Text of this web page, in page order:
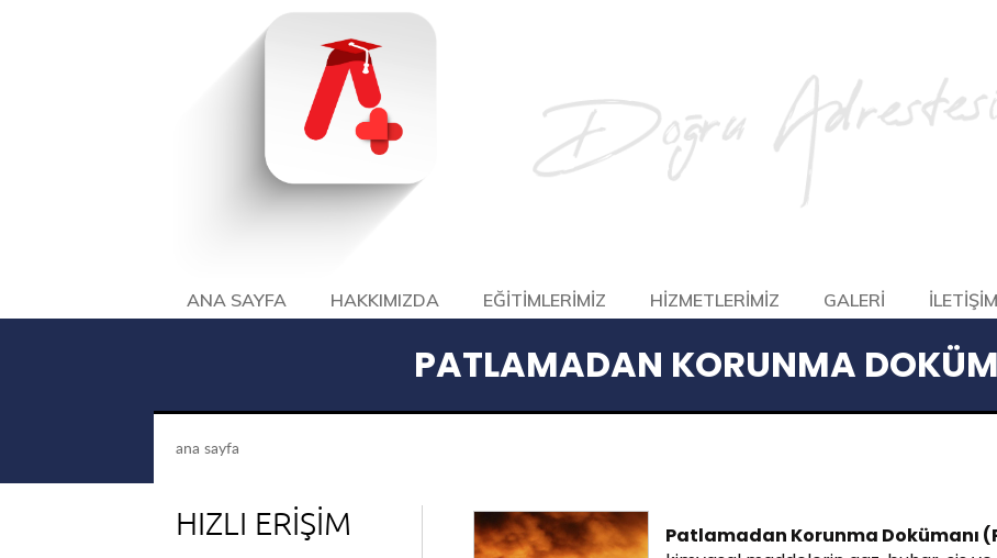
ANA SAYFA HAKKIMIZDA EĞİTİMLERİMİZ HİZMETLERİMİZ GALERİ İLETİŞİM
PATLAMADAN KORUNMA
ana sayfa
HIZLI ERİŞİM Patlamadan Korunma Dokümanı